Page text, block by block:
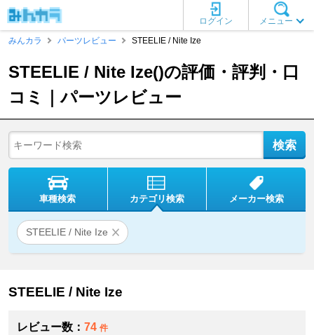
メニュー
ログイン
みんカラ
パーツレビュー STEELIE / Nite Ize
STEELIE / Nite Ize()の評価・評判・口
コミ｜パーツレビュー
車種検索 カテゴリ検索 メーカー検索
STEELIE / Nite Ize
STEELIE / Nite Ize
レビュー数： 74 件